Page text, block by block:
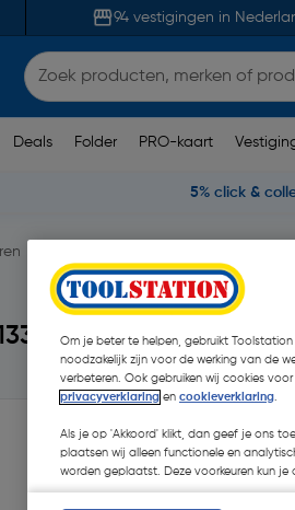
94 vestigingen in
Deals Folder PRO-kaart
5% click &
Om je beter te helpen, gebruikt
noodzakelijk zijn voor de werking van de
verbeteren. Ook gebruiken wij cookies
privacyverklaring en cookieverklaring.
Als je op 'Akkoord' klikt, dan geef je ons
plaatsen wij alleen functionele en
worden geplaatst. Deze voorkeuren kun je